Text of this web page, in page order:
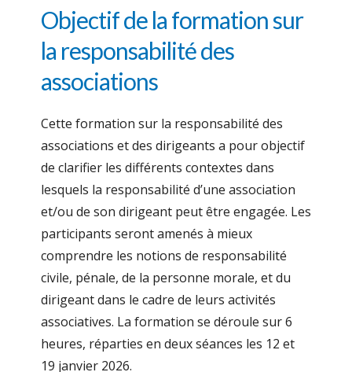
Objectif de la formation sur
la responsabilité des
associations
Cette formation sur la responsabilité des
associations et des dirigeants a pour objectif
de clarifier les différents contextes dans
lesquels la responsabilité d’une association
et/ou de son dirigeant peut être engagée. Les
participants seront amenés à mieux
comprendre les notions de responsabilité
civile, pénale, de la personne morale, et du
dirigeant dans le cadre de leurs activités
associatives. La formation se déroule sur 6
heures, réparties en deux séances les 12 et
19 janvier 2026.